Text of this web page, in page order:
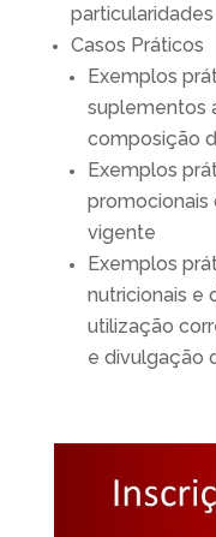
particularidades
Casos Práticos
Exemplos
suplementos
composição
Exemplos
promocionais
vigente
Exemplos
nutricionais e
utilização
e divulgação